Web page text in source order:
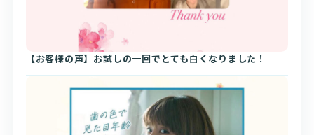
【お客様の声】お試しの一回でとても白くなりました！